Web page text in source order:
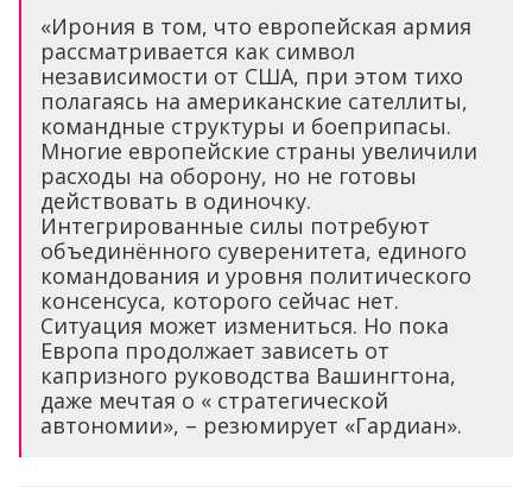
«Ирония в том, что европейская армия
рассматривается как символ
независимости от США, при этом тихо
полагаясь на американские сателлиты,
командные структуры и боеприпасы.
Многие европейские страны увеличили
расходы на оборону, но не готовы
действовать в одиночку.
Интегрированные силы потребуют
объединённого суверенитета, единого
командования и уровня политического
консенсуса, которого сейчас нет.
Ситуация может измениться. Но пока
Европа продолжает зависеть от
капризного руководства Вашингтона,
даже мечтая о « стратегической
автономии», – резюмирует «Гардиан».